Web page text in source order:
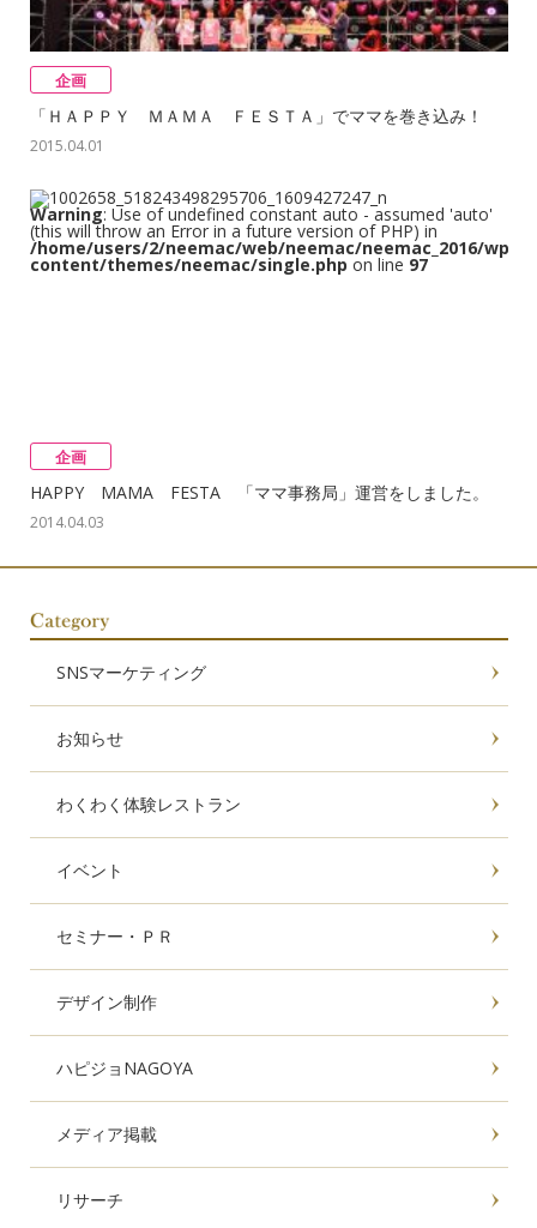
企画
「ＨＡＰＰＹ ＭＡＭＡ ＦＥＳＴＡ」でママを巻き込み！
2015.04.01
Warning: Use of undefined constant auto - assumed 'auto'
(this will throw an Error in a future version of PHP) in
/home/users/2/neemac/web/neemac/neemac_2016/wp/
content/themes/neemac/single.php on line 97
企画
HAPPY MAMA FESTA 「ママ事務局」運営をしました。
2014.04.03
SNSマーケティング
お知らせ
わくわく体験レストラン
イベント
セミナー・ＰＲ
デザイン制作
ハピジョNAGOYA
メディア掲載
リサーチ